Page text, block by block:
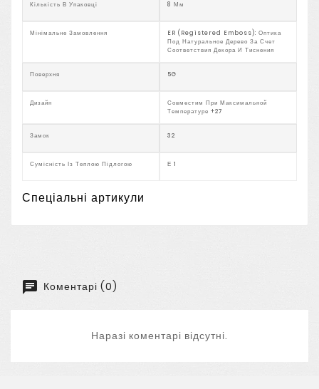
Кількість В Упаковці 8 Мм
Мінімальне Замовлення
ER (Registered Emboss): Оптика
Под Натуральное Дерево За Счет
Соответствия Декора И Тиснения
Поверхня 5G
Дизайн
Совместим При Максимальной
Температуре +27
Замок 32
Сумісність Із Теплою Підлогою Е 1
Спеціальні артикули
Коментарі (0)
Наразі коментарі відсутні.